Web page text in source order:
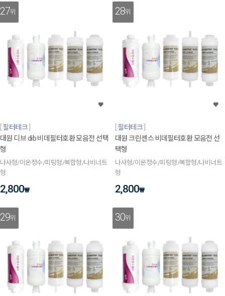
27위
필터테크
대원 디브 dib 비데필터호환 모음전 선택
형
나사형/이온정수/피팅형/복합형/나비너트
형
2,800₩
28위
필터테크
대원 크린센스 비데필터호환 모음전 선
택형
나사형/이온정수/피팅형/복합형/나비너트
형
2,800₩
29위 30위